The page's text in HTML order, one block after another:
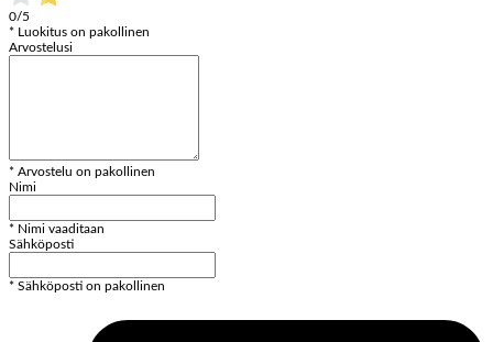
0/5
* Luokitus on pakollinen
Arvostelusi
* Arvostelu on pakollinen
Nimi
* Nimi vaaditaan
Sähköposti
* Sähköposti on pakollinen